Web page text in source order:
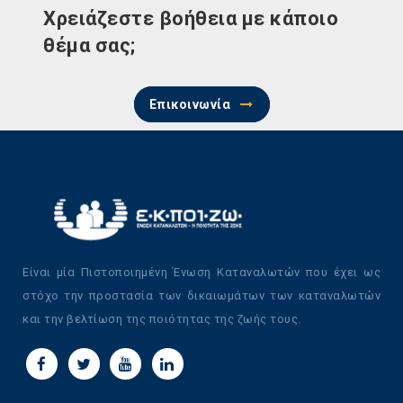
Χρειάζεστε βοήθεια με κάποιο
θέμα σας;
Επικοινωνία
Είναι μία Πιστοποιημένη Ένωση Καταναλωτών που έχει ως
στόχο την προστασία των δικαιωμάτων των καταναλωτών
και την βελτίωση της ποιότητας της ζωής τους.